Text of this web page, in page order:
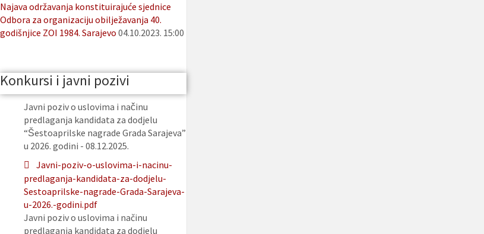
Najava održavanja konstituirajuće sjednice
Odbora za organizaciju obilježavanja 40.
godišnjice ZOI 1984. Sarajevo 04.10.2023. 15:00
Konkursi i javni pozivi
Javni poziv o uslovima i načinu
predlaganja kandidata za dodjelu
“Šestoaprilske nagrade Grada Sarajeva”
u 2026. godini - 08.12.2025.
Javni-poziv-o-uslovima-i-nacinu-
predlaganja-kandidata-za-dodjelu-
Sestoaprilske-nagrade-Grada-Sarajeva-
u-2026.-godini.pdf
Javni poziv o uslovima i načinu
predlaganja kandidata za dodjelu